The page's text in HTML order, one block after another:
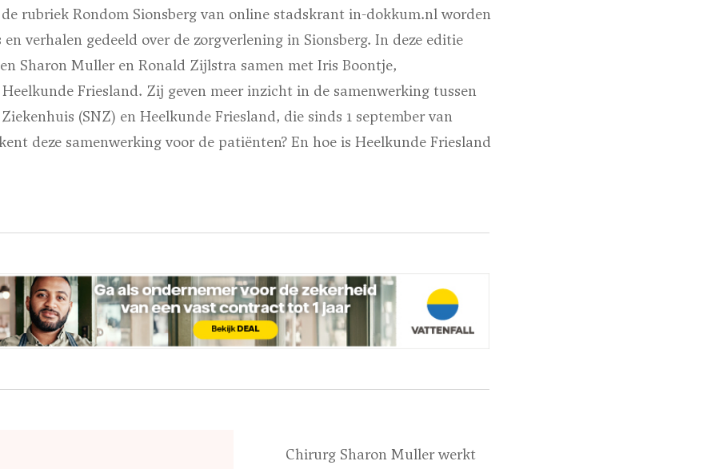
rubriek Rondom Sionsberg van online stadskrant in-dokkum.nl worden
verhalen gedeeld over de zorgverlening in Sionsberg. In deze editie
Sharon Muller en Ronald Zijlstra samen met Iris Boontje,
Friesland. Zij geven meer inzicht in de samenwerking tussen
(SNZ) en Heelkunde Friesland, die sinds 1 september van
deze samenwerking voor de patiënten? En hoe is Heelkunde Friesland
Chirurg Sharon Muller werkt